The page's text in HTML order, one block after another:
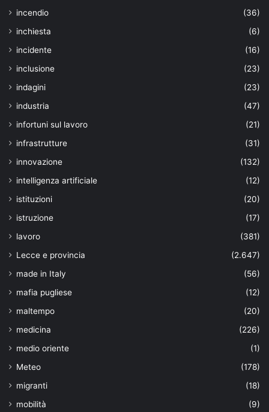
incendio
(36)
inchiesta
(6)
incidente
(16)
inclusione
(23)
indagini
(23)
industria
(47)
infortuni sul lavoro
(21)
infrastrutture
(31)
innovazione
(132)
intelligenza artificiale
(12)
istituzioni
(20)
istruzione
(17)
lavoro
(381)
Lecce e provincia
(2.647)
made in Italy
(56)
mafia pugliese
(12)
maltempo
(20)
medicina
(226)
medio oriente
(1)
Meteo
(178)
migranti
(18)
mobilità
(9)